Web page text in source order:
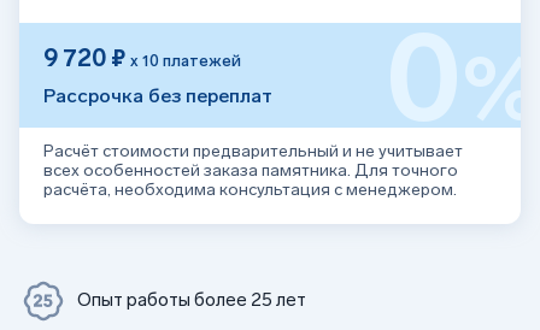
9 720 ₽ х 10 платежей
Рассрочка без переплат 0%
Расчёт стоимости предварительный и не учитывает
всех особенностей заказа памятника. Для точного
расчёта, необходима консультация с менеджером.
Опыт работы более 25 лет